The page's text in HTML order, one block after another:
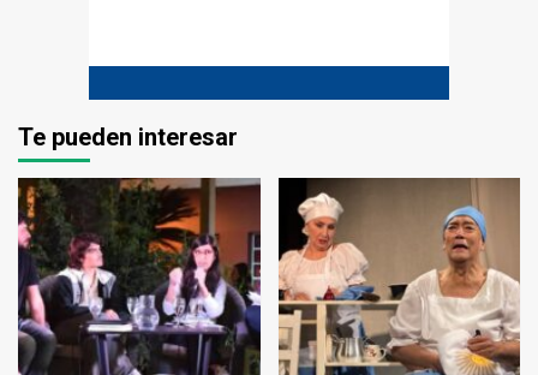
Te pueden interesar